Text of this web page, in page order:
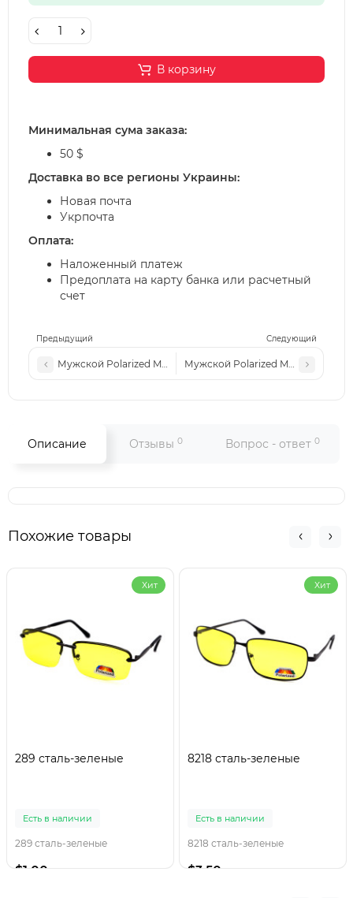
Предыдущий Следующий
Мужской Polarized MATLRXS PA1511 с6Мужской Polarized MATLRXS
В корзину
Минимальная сума заказа:
50 $
Доставка во все регионы Украины:
Новая почта
Укрпочта
Оплата:
Наложенный платеж
Предоплата на карту банка или расчетный
счет
Описание Отзывы 0 Вопрос - ответ 0
Похожие товары
Хит
289 сталь-зеленые
Есть в наличии
289 сталь-зеленые
$1.00
Хит
8218 сталь-зеленые
Есть в наличии
8218 сталь-зеленые
$3.50